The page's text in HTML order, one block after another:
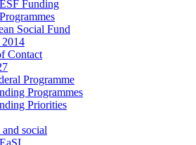
ESF Fund­ing
Pro­grammes
So­cial Fund
2014
Con­tact
Pro­gramme
Pro­grammes
Pri­or­i­ties
so­cial